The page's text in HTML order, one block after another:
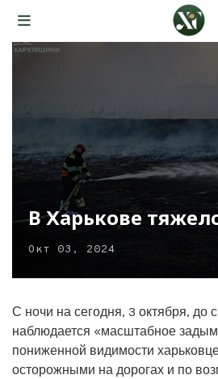
В Харькове
Окт 03, 2024
С ночи на сегодня, 3 октября, до
наблюдается «масштабное
пониженной видимости
осторожными на дорогах и по